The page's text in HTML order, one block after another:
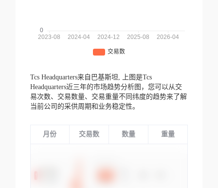
Tcs Headquarters来自巴基斯坦,
上图是Tcs
Headquarters近三年的市场趋势分析图，您可以从交
易次数、交易数量、交易重量不同纬度的趋势来了解
当前公司的采供周期和业务稳定性。
月份 交易数 数量 重量